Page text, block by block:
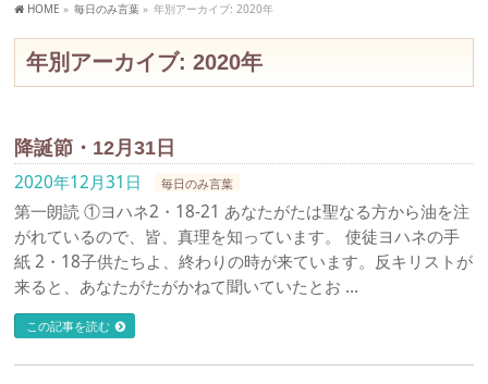
HOME » 毎日のみ言葉 » 年別アーカイブ: 2020年
年別アーカイブ: 2020年
降誕節・12月31日
2020年12月31日 毎日のみ言葉
第一朗読 ①ヨハネ2・18-21 あなたがたは聖なる方から油を注
がれているので、皆、真理を知っています。 使徒ヨハネの手
紙 2・18子供たちよ、終わりの時が来ています。反キリストが
来ると、あなたがたがかねて聞いていたとお …
この記事を読む